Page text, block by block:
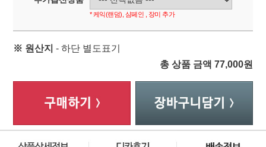
* 케익(랜덤), 샴페인 , 장미 추가
※ 원산지 - 하단 별도표기
총 상품 금액 77,000원